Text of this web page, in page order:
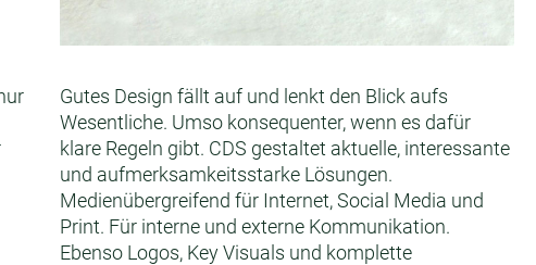
Gutes Design fällt auf und lenkt den Blick aufs
Wesentliche. Umso konsequenter, wenn es dafür
klare Regeln gibt. CDS gestaltet aktuelle, interessante
und aufmerksamkeitsstarke Lösungen.
Medienübergreifend für Internet, Social Media und
Print. Für interne und externe Kommunikation.
Ebenso Logos, Key Visuals und komplette